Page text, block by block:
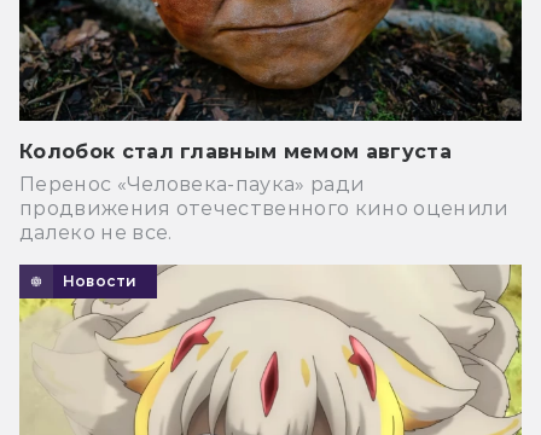
Колобок стал главным мемом августа
Перенос «Человека-паука» ради
продвижения отечественного кино оценили
далеко не все.
Новости